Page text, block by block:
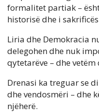
formalitet partiak –
historisë dhe i
Liria dhe Demokracia
delegohen dhe nuk
qytetarëve – dhe vetëm
Drenasi ka treguar se
dhe vendosmëri – dhe
njëherë.